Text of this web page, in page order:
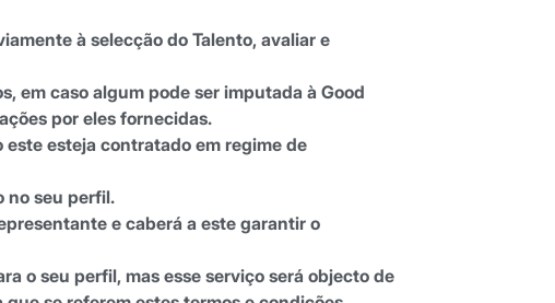
à selecção do Talento, avaliar e
em caso algum pode ser imputada à Good
por eles fornecidas.
este esteja contratado em regime de
no seu perfil.
e caberá a este garantir o
o seu perfil, mas esse serviço será objecto de